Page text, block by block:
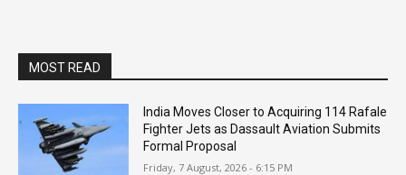
MOST READ
India Moves Closer to Acquiring 114 Rafale
Fighter Jets as Dassault Aviation Submits
Formal Proposal
Friday, 7 August, 2026 - 6:15 PM